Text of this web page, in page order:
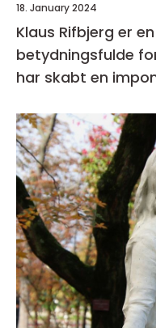
18. January 2024
Klaus Rifbjerg er
betydningsfulde
har skabt en